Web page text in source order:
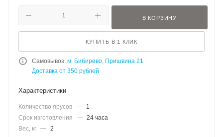
В КОРЗИНУ
КУПИТЬ В 1 КЛИК
Самовывоз: м. Бибирево, Пришвина 21
Доставка от 350 рублей
Характеристики
Количество ярусов —
1
Срок изготовления
— 24 часа
Вес, кг — 2